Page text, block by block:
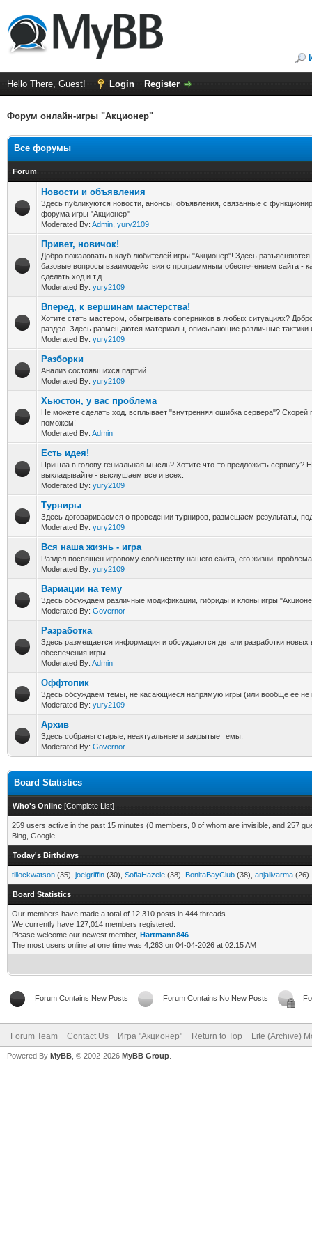
Hello There, Guest! Login Register
Форум онлайн-игры "Акционер"
Все форумы
Forum
Новости и объявления
Здесь публикуются новости, анонсы, объявления, связанные с
форума игры "Акционер"
Moderated By: Admin yury2109
Привет, новичок!
Добро пожаловать в клуб любителей игры "Акционер"! Здесь
базовые вопросы взаимодействия с программным обеспечением сайта -
сделать ход и т.д.
Moderated By: yury2109
Вперед, к вершинам мастерства!
Хотите стать мастером, обыгрывать соперников в любых ситуациях?
раздел. Здесь размещаются материалы, описывающие различные тактики
Moderated By: yury2109
Разборки
Анализ состоявшихся партий
Moderated By: yury2109
Хьюстон, у вас проблема
Не можете сделать ход, всплывает "внутренняя ошибка сервера"? Скорей
поможем!
Moderated By: Admin
Есть идея!
Пришла в голову гениальная мысль? Хотите что-то предложить сервису?
выкладывайте - выслушаем все и всех.
Moderated By: yury2109
Турниры
Здесь договариваемся о проведении турниров, размещаем результаты,
Moderated By: yury2109
Вся наша жизнь - игра
Раздел посвящен игровому сообществу нашего сайта, его жизни,
Moderated By: yury2109
Вариации на тему
Здесь обсуждаем различные модификации, гибриды и клоны игры
Moderated By: Governor
Разработка
Здесь размещается информация и обсуждаются детали разработки новых
обеспечения игры.
Moderated By: Admin
Оффтопик
Здесь обсуждаем темы, не касающиеся напрямую игры (или вообще ее не
Moderated By: yury2109
Архив
Здесь собраны старые, неактуальные и закрытые темы.
Moderated By: Governor
Board Statistics
Who's Online [Complete List]
259 users active in the past 15 minutes (0 members, 0 of whom are invisible, and 257
Bing, Google
Today's Birthdays
tillockwatson (35), joelgriffin (30), SofiaHazele (38), BonitaBayClub (38), anjalivarma (26)
Board Statistics
Our members have made a total of 12,310 posts in 444 threads.
We currently have 127,014 members registered.
Please welcome our newest member, Hartmann846
The most users online at one time was 4,263 on 04-04-2026 at 02:15 AM
Forum Contains New Posts Forum Contains No New Posts
Forum Team Contact Us Игра "Акционер" Return to Top Lite (Archive)
Powered By MyBB , © 2002-2026 MyBB Group